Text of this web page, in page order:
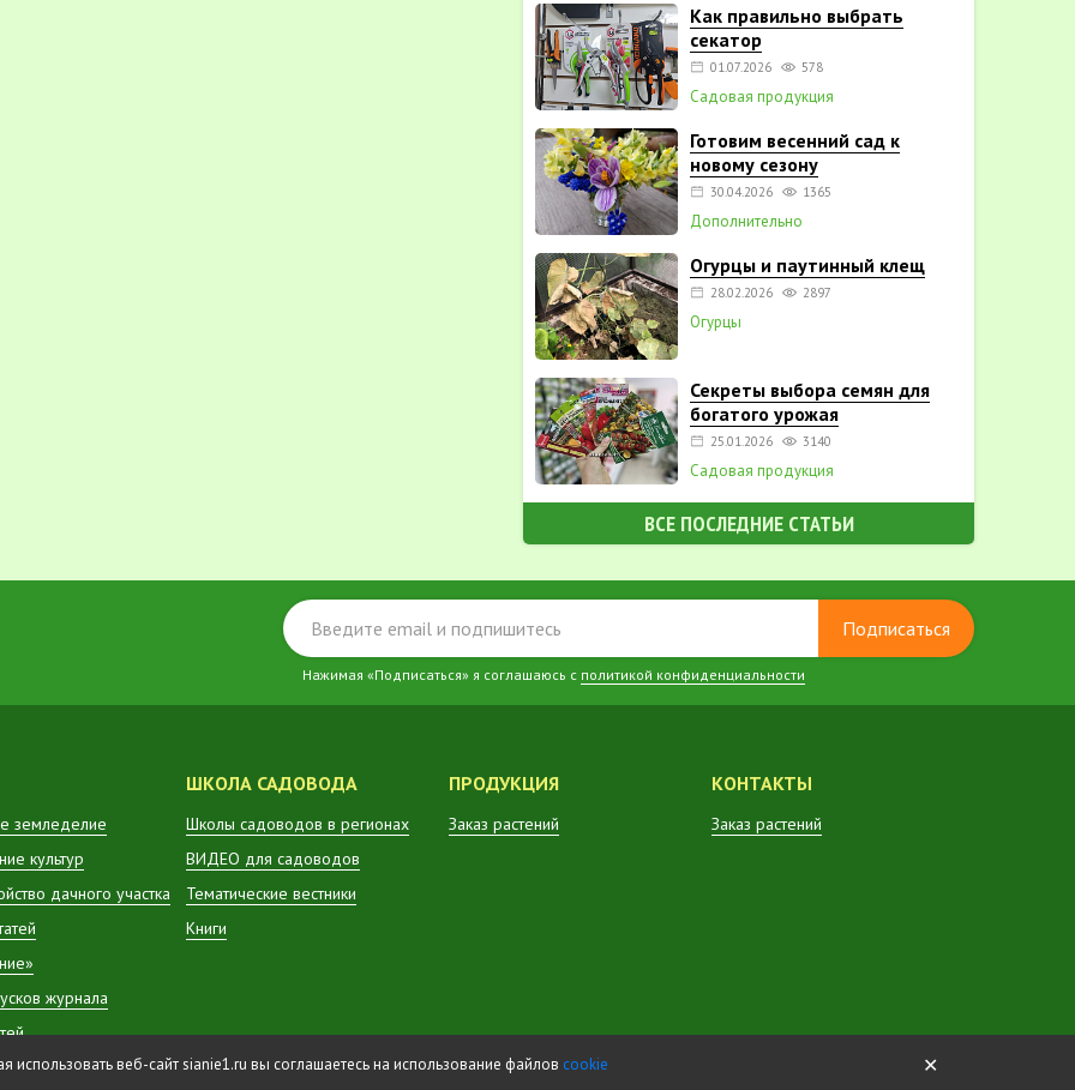
Как правильно выбрать
секатор
01.07.2026 578
Садовая продукция
Готовим весенний сад к
новому сезону
30.04.2026 1365
Дополнительно
Огурцы и паутинный клещ
28.02.2026 2897
Огурцы
Секреты выбора семян для
богатого урожая
25.01.2026 3140
Садовая продукция
ВСЕ ПОСЛЕДНИЕ СТАТЬИ
Подписаться
Нажимая «Подписаться» я соглашаюсь с политикой конфиденциальности
земледелие
культур
дачного участка
журнала
ШКОЛА САДОВОДА
Школы садоводов в регионах
ВИДЕО для садоводов
Тематические вестники
Книги
ПРОДУКЦИЯ
Заказ растений
КОНТАКТЫ
Заказ растений
✕
использовать веб-сайт sianie1.ru вы соглашаетесь на использование файлов cookie